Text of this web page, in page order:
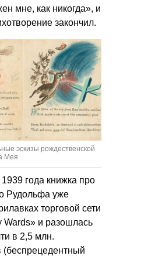
мне, как никогда», и
закончил.
эскизы рождественской
Мея
года книжка про
Рудольфа уже
торговой сети
Wards» и разошлась
в 2,5 млн.
(беспрецедентный